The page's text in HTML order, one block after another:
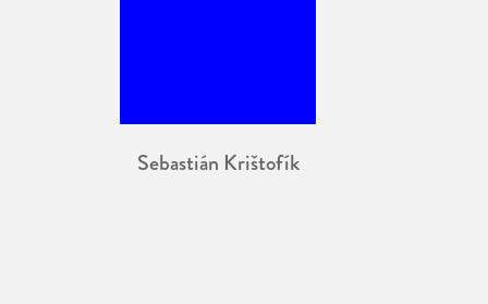
Sebastián Krištofík